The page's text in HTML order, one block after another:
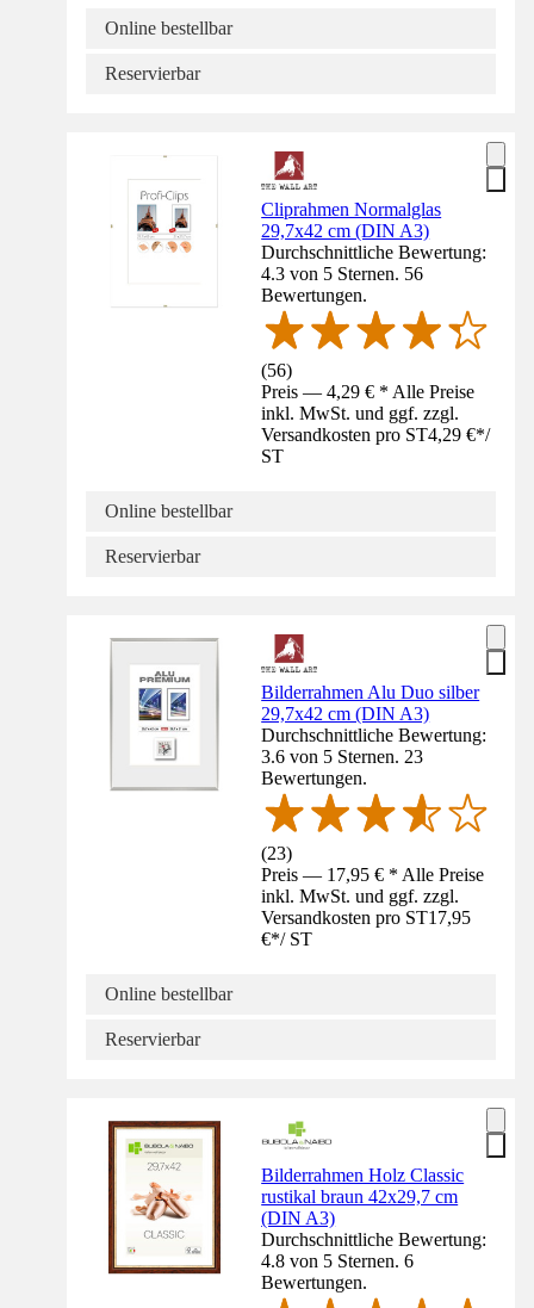
Online bestellbar
Reservierbar
Cliprahmen Normalglas
29,7x42 cm (DIN A3)
Durchschnittliche Bewertung:
4.3 von 5 Sternen. 56
Bewertungen.
(56)
Preis — 4,29 € * Alle Preise
inkl. MwSt. und ggf. zzgl.
Versandkosten pro ST4,29 €*/
ST
Online bestellbar
Reservierbar
Bilderrahmen Alu Duo silber
29,7x42 cm (DIN A3)
Durchschnittliche Bewertung:
3.6 von 5 Sternen. 23
Bewertungen.
(23)
Preis — 17,95 € * Alle Preise
inkl. MwSt. und ggf. zzgl.
Versandkosten pro ST17,95
€*/ ST
Online bestellbar
Reservierbar
Bilderrahmen Holz Classic
rustikal braun 42x29,7 cm
(DIN A3)
Durchschnittliche Bewertung:
4.8 von 5 Sternen. 6
Bewertungen.